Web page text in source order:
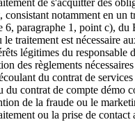
de s'acquitter des
notamment en un
6, paragraphe 1, point c), du
le traitement est nécessaire
légitimes du responsable
des règlements
du contrat de
du contrat de compte démo
de la fraude ou le
ou la prise de contact